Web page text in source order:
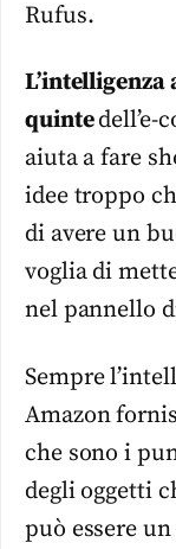
Rufus.
quintedell’e-
aiuta a fare
idee troppo
di avere un
voglia di
nel pannello
Sempre
Amazon
che sono i
degli oggetti
può essere